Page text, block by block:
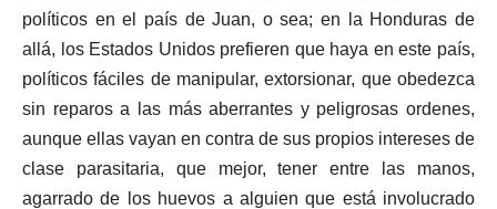
políticos en el país de Juan, o sea; en la Honduras de
allá, los Estados Unidos prefieren que haya en este país,
políticos fáciles de manipular, extorsionar, que obedezca
sin reparos a las más aberrantes y peligrosas ordenes,
aunque ellas vayan en contra de sus propios intereses de
clase parasitaria, que mejor, tener entre las manos,
agarrado de los huevos a alguien que está involucrado